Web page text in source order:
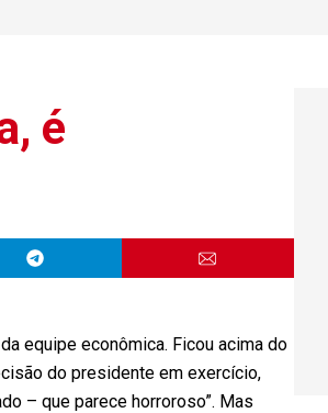
é
equipe econômica. Ficou acima do
do presidente em exercício,
– que parece horroroso”. Mas